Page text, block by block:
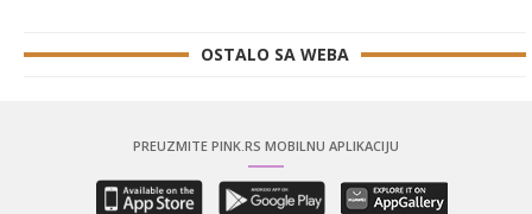
OSTALO SA WEBA
PREUZMITE PINK.RS MOBILNU APLIKACIJU